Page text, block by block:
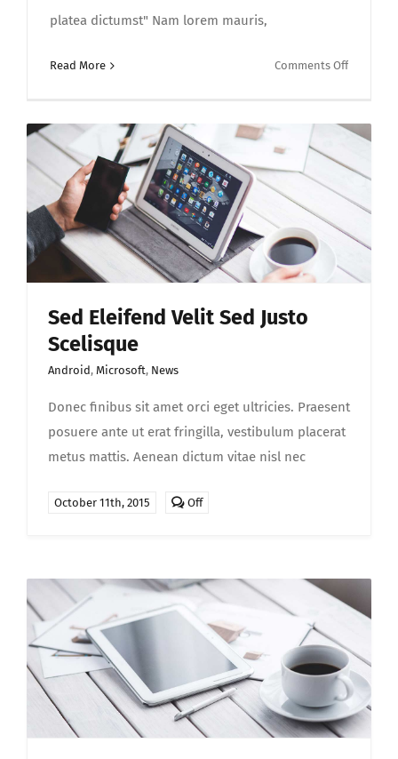
platea dictumst" Nam lorem mauris,
Read More Comments Offon
iaculis
hac
Sed Eleifend Velit Sed Justo
Scelisque
Android, Microsoft, News
Donec finibus sit amet orci eget ultricies. Praesent
posuere ante ut erat fringilla, vestibulum placerat
metus mattis. Aenean dictum vitae nisl nec
October 11th, 2015 OffComments
sed
justo